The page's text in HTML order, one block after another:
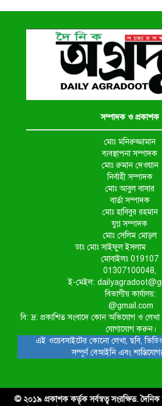
সম্পাদক ও প্রকাশক
মোঃ মনিরুজ্জামান
ব্যবস্থাপনা সম্পাদক
মোঃ রুমান দেওয়ান
নির্বাহী সম্পাদক
মোঃ আবুল বাসার
বার্তা সম্পাদক
মোঃ হাবিবুর রহমান
যুগ্ন সম্পাদক
মোঃ সেলিম মোড়ল
ডাঃ মোঃ সাইফুল ইসলাম
মোবাইলঃ 019107
01307100048,
ই-মেইল:
বিভাগীয় কার্যালয়:
@gmail.com
বি: দ্র: প্রকাশিত সংবাদে কোন অভিযোগ ও
যোগাযোগ করুন।
এই ওয়েবসাইটের কোনো লেখা, ছবি,
সম্পূর্ণ বেআইনি এবং
© ২০১৯ প্রকাশক কর্তৃক সর্বস্বত্ব সংরক্ষিত.